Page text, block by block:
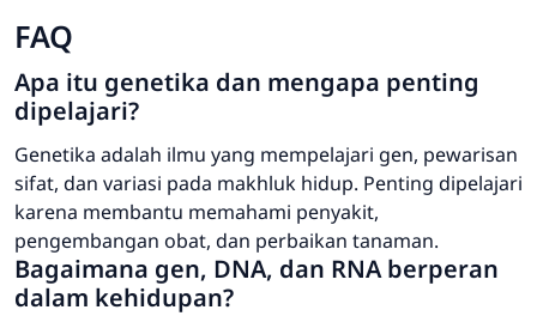
FAQ
Apa itu genetika dan mengapa penting
dipelajari?
Genetika adalah ilmu yang mempelajari gen, pewarisan
sifat, dan variasi pada makhluk hidup. Penting dipelajari
karena membantu memahami penyakit,
pengembangan obat, dan perbaikan tanaman.
Bagaimana gen, DNA, dan RNA berperan
dalam kehidupan?